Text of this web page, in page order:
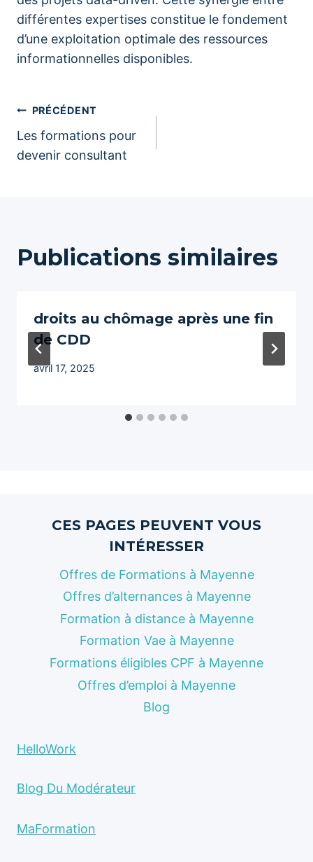
différentes expertises constitue le fondement
d’une exploitation optimale des ressources
informationnelles disponibles.
Navigation
de
PRÉCÉDENT
Les formations pour
devenir consultant
Publications similaires
droits au chômage après une fin
de CDD
avril 17, 2025
CES PAGES PEUVENT VOUS
INTÉRESSER
Offres de Formations à Mayenne
Offres d’alternances à Mayenne
Formation à distance à Mayenne
Formation Vae à Mayenne
Formations éligibles CPF à Mayenne
Offres d’emploi à Mayenne
Blog
HelloWork
Blog Du Modérateur
MaFormation